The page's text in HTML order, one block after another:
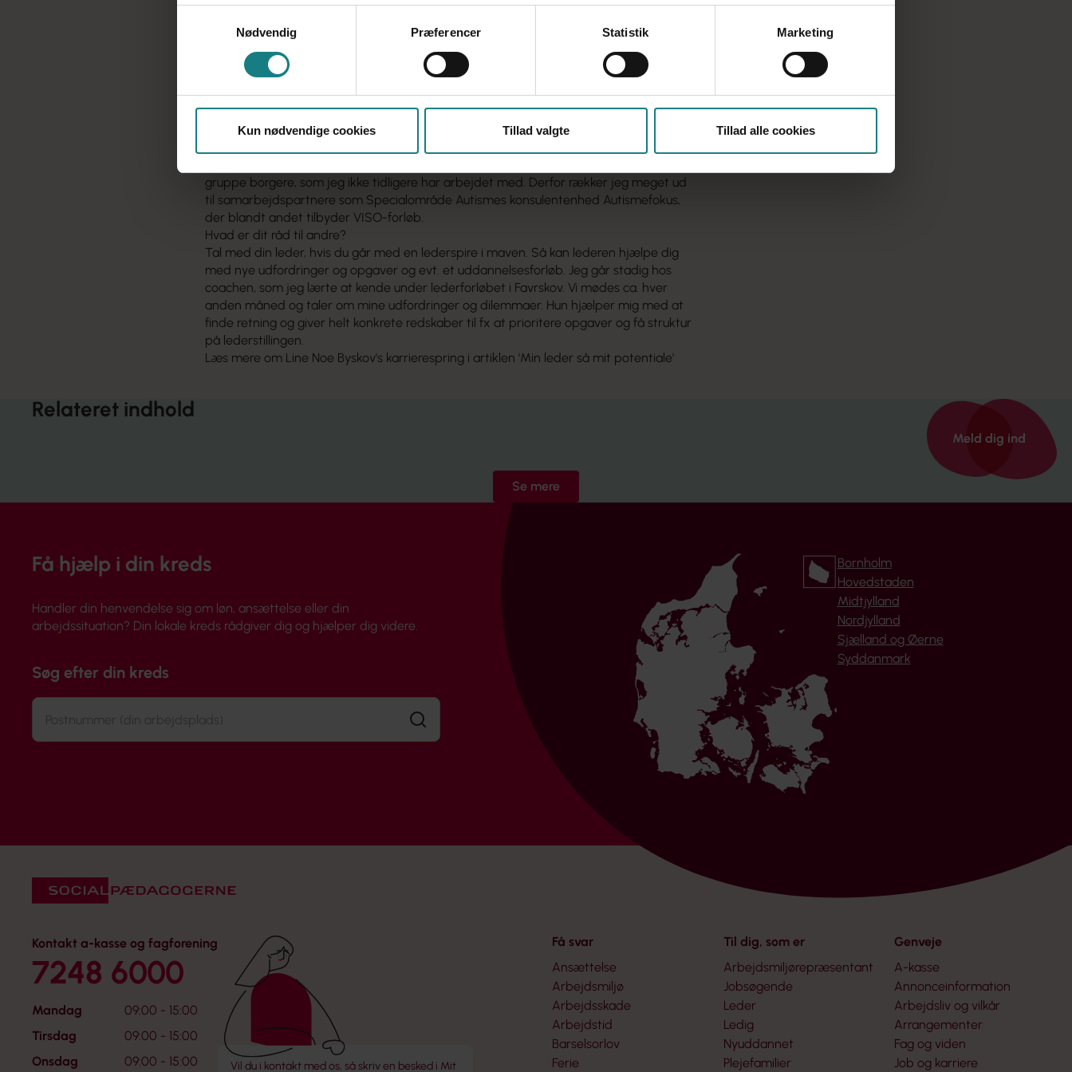
Nødvendig
Præferencer Statistik Marketing
Kun nødvendige cookies Tillad valgte Tillad alle cookies
med alle min spørgsmål – vi har en fin dynamik. Det kan være svært at være i en
anden position, end man er vant til. Jeg skal veje mine ord på en anden måde, når jeg
taler med mine kolleger, nåh nej, medarbejdere, nu hvor jeg er leder. Jeg elsker en
god faglig diskussion og synes, det er så spændende at gå på opdagelse i andre. Men
nogle kan måske opleve min interesse som kontrol, og derfor skal jeg træde lidt mere
varsomt.
Hvor bliver du udfordret?
Hinge er et botilbud målrettet voksne med autisme og normalt eller højt
begavelsesniveau og indgribende udfordringer, fx i form af svær psykiatrisk
gruppe borgere, som jeg ikke tidligere har arbejdet med. Derfor rækker jeg meget ud
til samarbejdspartnere som Specialområde Autismes konsulentenhed Autismefokus,
der blandt andet tilbyder VISO-forløb.
Hvad er dit råd til andre?
Tal med din leder, hvis du går med en lederspire i maven. Så kan lederen hjælpe dig
med nye udfordringer og opgaver og evt. et uddannelsesforløb. Jeg går stadig hos
coachen, som jeg lærte at kende under lederforløbet i Favrskov. Vi mødes ca. hver
anden måned og taler om mine udfordringer og dilemmaer. Hun hjælper mig med at
finde retning og giver helt konkrete redskaber til fx at prioritere opgaver og få struktur
på lederstillingen.
Læs mere om Line Noe Byskov's karrierespring i artiklen 'Min leder så mit potentiale'
Relateret indhold
Se mere
Meld dig ind
Få hjælp i din kreds
Handler din henvendelse sig om løn, ansættelse eller din
arbejdssituation? Din lokale kreds rådgiver dig og hjælper dig videre.
Søg efter din kreds
Søg
Bornholm
Hovedstaden
Midtjylland
Nordjylland
Sjælland og Øerne
Syddanmark
Kontakt a-kasse og fagforening
7248 6000
Mandag
09:00 - 15:00
Tirsdag
09:00 - 15:00
Onsdag
09:00 - 15:00 Vil du i kontakt med os, så skriv en besked i Mit
Få svar
Ansættelse
Arbejdsmiljø
Arbejdsskade
Arbejdstid
Barselsorlov
Ferie
Til dig, som er
Arbejdsmiljørepræsentant
Jobsøgende
Leder
Ledig
Nyuddannet
Plejefamilier
Genveje
A-kasse
Annonceinformation
Arbejdsliv og vilkår
Arrangementer
Fag og viden
Job og karriere